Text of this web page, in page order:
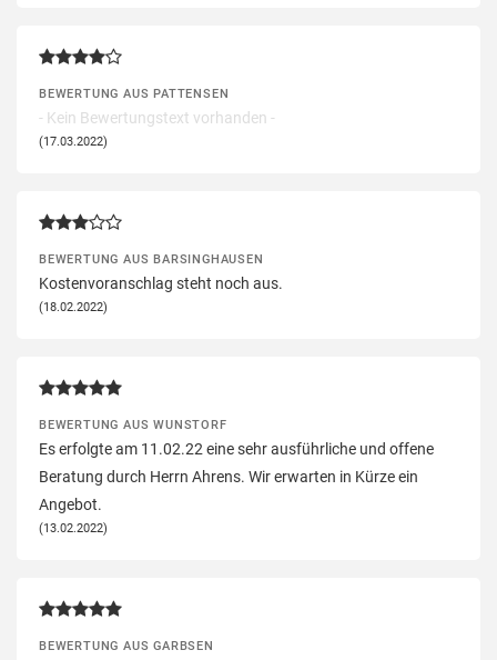
BEWERTUNG AUS PATTENSEN
- Kein Bewertungstext vorhanden -
(17.03.2022)
BEWERTUNG AUS BARSINGHAUSEN
Kostenvoranschlag steht noch aus.
(18.02.2022)
BEWERTUNG AUS WUNSTORF
Es erfolgte am 11.02.22 eine sehr ausführliche und offene
Beratung durch Herrn Ahrens. Wir erwarten in Kürze ein
Angebot.
(13.02.2022)
BEWERTUNG AUS GARBSEN